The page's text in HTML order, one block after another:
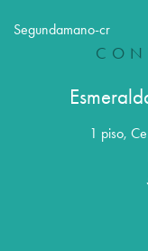
Segundamano-cr
1 piso,